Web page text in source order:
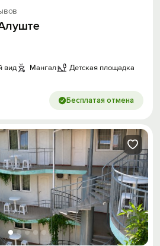
вид Мангал Детская площадка
Бесплатая отмена